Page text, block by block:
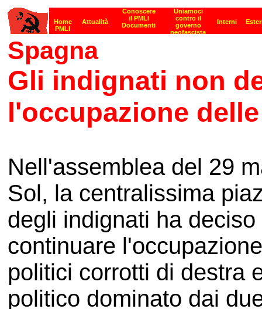
Spagna
Gli indignati non
l'occupazione
Nell'assemblea del 29
Sol, la centralissima
degli indignati ha
continuare
politici corrotti di destra
politico dominato dai